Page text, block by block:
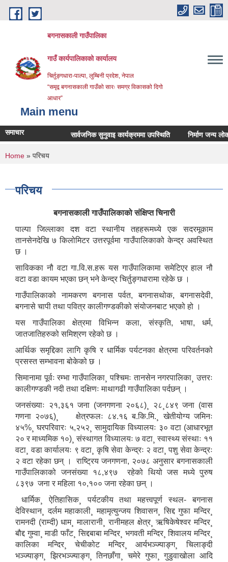
Skip to main content
बगनासकाली गाउँपालिका
गाउँ कार्यपालिकाको कार्यालय
चिर्तुङ्गधारा-पाल्पा, लुम्बिनी प्रदेश, नेपाल
“समृद्व बगनासकाली गाउँको सारः समग्र विकासको दिगो
आधार”
Main menu
समाचार सार्वजनिक सुनुवाइ कार्यक्रममा उपस्थिति निर्माण जन्य लोकल
You are here
Home » परिचय
परिचय
बगनासकाली गाउँपालिकाको संक्षिप्त चिनारी
पाल्पा जिल्लाका दश वटा स्थानीय तहहरूमध्ये एक सदरमूकाम
तानसेनदेखि ७ किलोमिटर उत्तरपूर्वमा गाउँपालिकाको केन्द्र अवस्थित
छ ।
साविकका नौ वटा गा.वि.स.हरू यस गाउँपालिकामा समेटिएर हाल नौ
वटा वडा कायम भएका छन् भने केन्द्र चिर्तुङ्गधारामा रहेके छ ।
गाउँपालिकाको नामकरण बगनास पर्वत, बगनासथोक, बगनासदेवी,
बगनासे चापी तथा पवित्र कालीगण्डकीको संयोजनबाट भएको हो ।
यस गाउँपालिका क्षेत्रमा विभिन्न कला, संस्कृति, भाषा, धर्म,
जातजातिहरुको समिश्रण रहेको छ ।
आर्थिक समृद्दिका लागि कृषि र धार्मिक पर्यटनका क्षेत्रमा परिवर्तनको
प्रसस्त सम्भावना बोकेको छ ।
सिमानामा पूर्वः रम्भा गाउँपालिका¸ पश्चिमः तानसेन नगरपालिका¸ उत्तरः
कालीगण्डकी नदी तथा दक्षिणः माथागढी गाउँपालिका पर्दछन् ।
जनसंख्याः २१,३६१ जना (जनगणना २०६८)¸ २८¸८४९ जना (वास
गणना २०७६)¸ क्षेत्रफलः ८४.१६ ब.कि.मि.¸ खेतीयोग्य जमिनः
४५%¸ घरपरिवारः ५,२५२¸ सामुदायिक विध्यालयः ३० वटा (आधारभूत
२० र माध्यमिक १०)¸ संस्थागत विध्यालयः ७ वटा¸ स्वास्थ्य संस्थाः ११
वटा¸ वडा कार्यालयः ९ वटा¸ कृषि सेवा केन्द्रः २ वटा¸ पशु सेवा केन्द्रः
२ वटा रहेका छन् । राष्ट्रिय जनगणना, २०७८ अनुसार बगनासकाली
गाउँपालिकाको जनसंख्या १८,४९७ रहेको थियो जस मध्ये पुरुष
८३९७ जना र महिला १०,१०० जना रहेका छन् ।
धार्मिक¸ ऐतिहासिक¸ पर्यटकीय तथा महत्त्वपूर्ण स्थल- बगनास
देविस्थान¸ दर्लम महाकाली¸ महामृत्युन्जय शिवासन¸ सिद्द गुफा मन्दिर¸
रामनदी (राम्दी) धाम¸ मालारानी¸ रानीमहल क्षेत्र¸ ऋषिकेषेश्वर मन्दिर¸
बौद्द गुम्वा¸ माडी फाँट¸ सिद्दबाबा मन्दिर¸ भगवती मन्दिर¸ शिवालय मन्दिर¸
कालिका मन्दिर¸ चेचीकोट मन्दिर¸ आर्यभञ्ज्याङ्ग¸ चिलाङ्दी
भञ्ज्याङ्ग¸ झिरभञ्ज्याङ्ग¸ तिनछाँगा¸ चमेरे गुफा¸ गुडुवाखोला आदि